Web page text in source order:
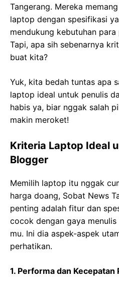
Tangerang. Mereka
laptop dengan spesifikasi
mendukung kebutuhan
Tapi, apa sih sebenarnya
buat kita?
Yuk, kita bedah tuntas apa
laptop ideal untuk penulis
habis ya, biar nggak salah
makin meroket!
Kriteria Laptop Ideal
Blogger
Memilih laptop itu nggak
harga doang, Sobat News
penting adalah fitur dan
cocok dengan gaya
mu. Ini dia aspek-aspek
perhatikan.
1. Performa dan Kecepatan